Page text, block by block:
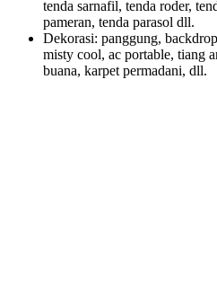
tenda sarnafil, tenda roder,
pameran, tenda parasol dll.
Dekorasi: panggung,
misty cool, ac portable, tiang
buana, karpet permadani, dll.